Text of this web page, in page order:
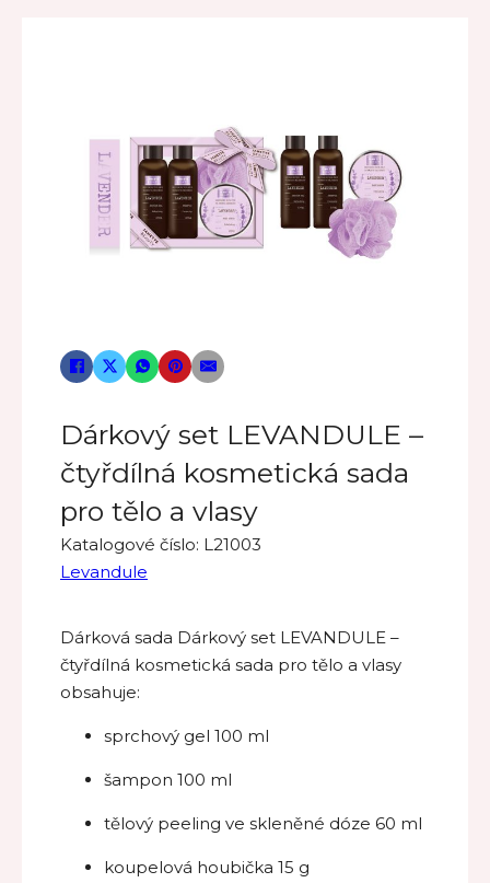
Dárkový set LEVANDULE –
čtyřdílná kosmetická sada
pro tělo a vlasy
Katalogové číslo: L21003
Levandule
Dárková sada Dárkový set LEVANDULE –
čtyřdílná kosmetická sada pro tělo a vlasy
obsahuje:
sprchový gel 100 ml
šampon 100 ml
tělový peeling ve skleněné dóze 60 ml
koupelová houbička 15 g